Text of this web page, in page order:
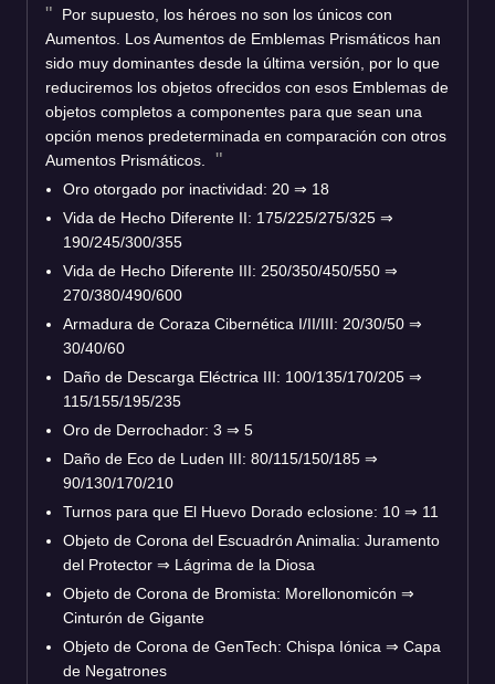
Por supuesto, los héroes no son los únicos con
Aumentos. Los Aumentos de Emblemas Prismáticos han
sido muy dominantes desde la última versión, por lo que
reduciremos los objetos ofrecidos con esos Emblemas de
objetos completos a componentes para que sean una
opción menos predeterminada en comparación con otros
Aumentos Prismáticos.
Oro otorgado por inactividad: 20 ⇒ 18
Vida de Hecho Diferente II: 175/225/275/325 ⇒
190/245/300/355
Vida de Hecho Diferente III: 250/350/450/550 ⇒
270/380/490/600
Armadura de Coraza Cibernética I/II/III: 20/30/50 ⇒
30/40/60
Daño de Descarga Eléctrica III: 100/135/170/205 ⇒
115/155/195/235
Oro de Derrochador: 3 ⇒ 5
Daño de Eco de Luden III: 80/115/150/185 ⇒
90/130/170/210
Turnos para que El Huevo Dorado eclosione: 10 ⇒ 11
Objeto de Corona del Escuadrón Animalia: Juramento
del Protector ⇒ Lágrima de la Diosa
Objeto de Corona de Bromista: Morellonomicón ⇒
Cinturón de Gigante
Objeto de Corona de GenTech: Chispa Iónica ⇒ Capa
de Negatrones